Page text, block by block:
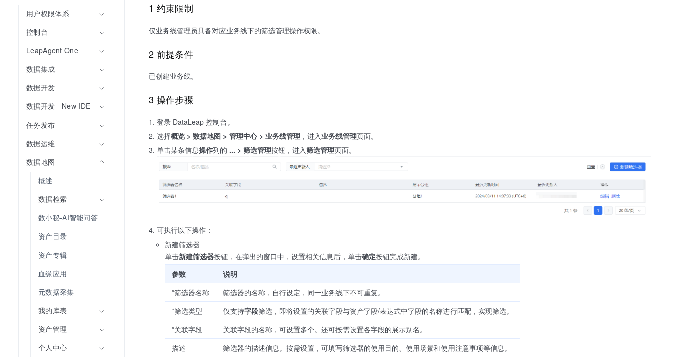
用户权限体系
控制台
LeapAgent One
数据集成
数据开发
数据开发 - New IDE
任务发布
数据运维
数据地图
概述
数据检索
数小秘-AI智能问答
资产目录
资产专辑
血缘应用
元数据采集
我的库表
资产管理
个人中心
1 约束限制
仅业务线管理员具备对应业务线下的筛选管理操作权限。
2 前提条件
已创建业务线。
3 操作步骤
登录 DataLeap 控制台。
选择概览 > 数据地图 > 管理中心 > 业务线管理 ，进入业务线管理页面。
单击某条信息操作列的 ... > 筛选管理按钮，进入筛选管理页面。
可执行以下操作：
新建筛选器
单击新建筛选器按钮，在弹出的窗口中，设置相关信息后，单击确定按钮完成新建。
参数
说明
*筛选器名称
筛选器的名称，自行设定，同一业务线下不可重复。
*筛选类型
仅支持字段筛选，即将设置的关联字段与资产字段/表达式中字段的名称进行匹配，实现筛选。
*关联字段
关联字段的名称，可设置多个。还可按需设置各字段的展示别名。
描述
筛选器的描述信息。按需设置，可填写筛选器的使用目的、使用场景和使用注意事项等信息。